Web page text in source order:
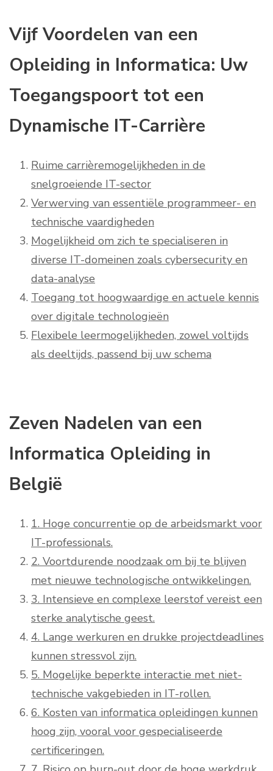
Vijf Voordelen van een
Opleiding in Informatica: Uw
Toegangspoort tot een
Dynamische IT-Carrière
Ruime carrièremogelijkheden in de
snelgroeiende IT-sector
Verwerving van essentiële programmeer- en
technische vaardigheden
Mogelijkheid om zich te specialiseren in
diverse IT-domeinen zoals cybersecurity en
data-analyse
Toegang tot hoogwaardige en actuele kennis
over digitale technologieën
Flexibele leermogelijkheden, zowel voltijds
als deeltijds, passend bij uw schema
Zeven Nadelen van een
Informatica Opleiding in
België
1. Hoge concurrentie op de arbeidsmarkt voor
IT-professionals.
2. Voortdurende noodzaak om bij te blijven
met nieuwe technologische ontwikkelingen.
3. Intensieve en complexe leerstof vereist een
sterke analytische geest.
4. Lange werkuren en drukke projectdeadlines
kunnen stressvol zijn.
5. Mogelijke beperkte interactie met niet-
technische vakgebieden in IT-rollen.
6. Kosten van informatica opleidingen kunnen
hoog zijn, vooral voor gespecialiseerde
certificeringen.